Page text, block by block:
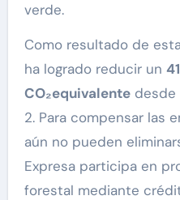
verde.
Como resultado de
ha logrado reducir un
CO₂equivalentedesde
2. Para compensar las
aún no pueden
Expresa participa en
forestal mediante